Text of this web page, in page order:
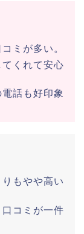
ミが多い。
くれて安心
話も好印象
もやや高い
コミが一件